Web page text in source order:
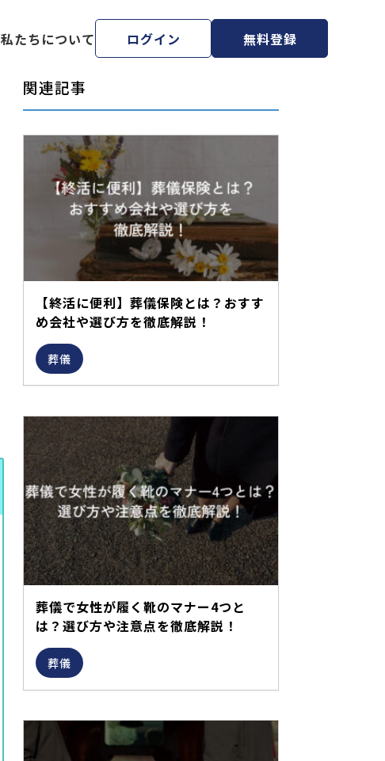
私たちについて ログイン 無料登録
関連記事
【終活に便利】葬儀保険とは？おすす
め会社や選び方を徹底解説！
葬儀
葬儀で女性が履く靴のマナー4つと
は？選び方や注意点を徹底解説！
葬儀